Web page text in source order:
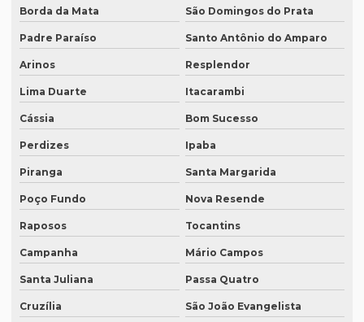
Intérprete para seminários
Intérprete simultâneo em bh
Intérprete simultâneo inglês em bh
Intérprete simultâneo inglês rj
Intérprete de videoconferência
Intérprete para webinars
Intérprete para workshops
Intérpretes para conferências
Intérpretes para eventos corporativos
Borda da Mata São Domingos do Prata
Padre Paraíso Santo Antônio do Amparo
Arinos Resplendor
Lima Duarte Itacarambi
Cássia Bom Sucesso
Perdizes Ipaba
Piranga Santa Margarida
Poço Fundo Nova Resende
Raposos Tocantins
Campanha Mário Campos
Santa Juliana Passa Quatro
Cruzília São João Evangelista